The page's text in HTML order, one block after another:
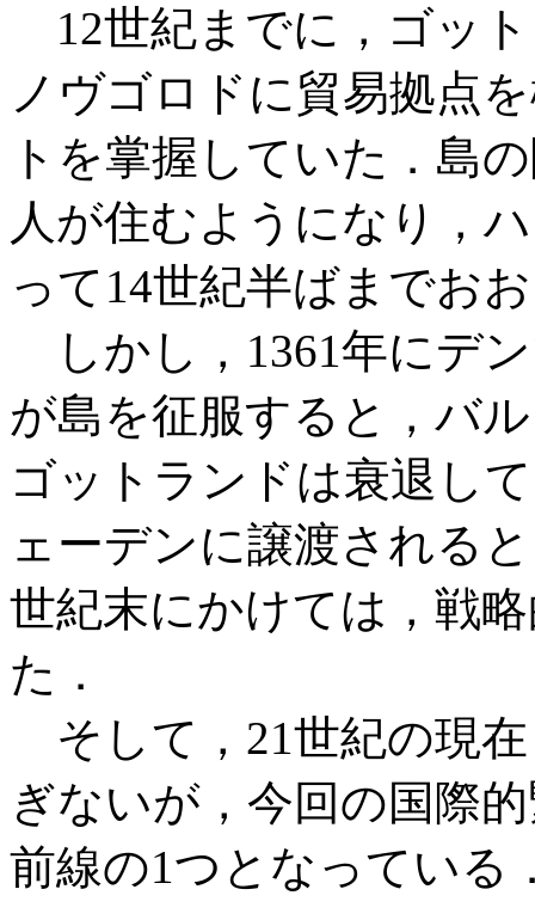
12世紀までに，ゴッ
ノヴゴロドに貿易拠点
トを掌握していた．島
人が住むようになり，
って14世紀半ばまでお
しかし，1361年にデ
が島を征服すると，バ
ゴットランドは衰退し
ェーデンに譲渡される
世紀末にかけては，戦
た．
そして，21世紀の現
ぎないが，今回の国際
前線の1つとなっている